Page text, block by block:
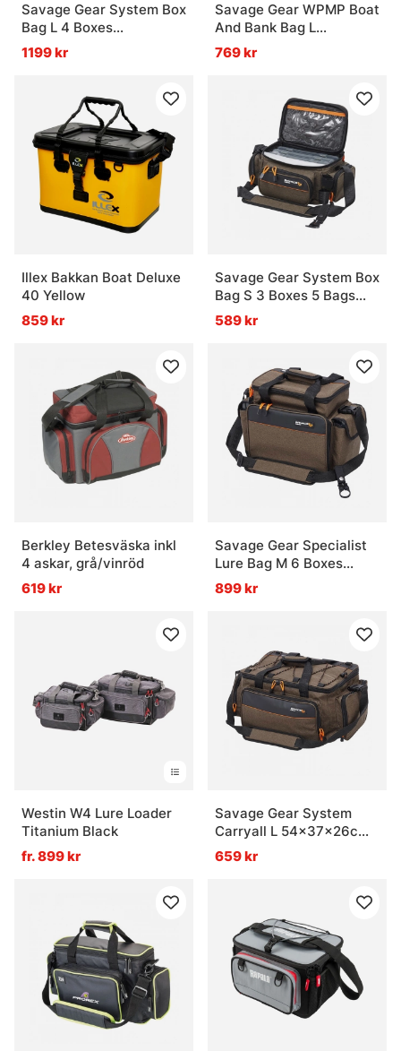
Savage Gear System Box
Bag L 4 Boxes
24x47x30cm 18L
1199 kr
Savage Gear WPMP Boat
And Bank Bag L
36X23X28cm 24L
769 kr
Illex Bakkan Boat Deluxe
40 Yellow
859 kr
Savage Gear System Box
Bag S 3 Boxes 5 Bags
15x36x23cm 5.5L
589 kr
Berkley Betesväska inkl
4 askar, grå/vinröd
619 kr
Savage Gear Specialist
Lure Bag M 6 Boxes
30x40x20cm 18L
899 kr
Westin W4 Lure Loader
Titanium Black
fr. 899 kr
Savage Gear System
Carryall L 54x37x26cm
33L
659 kr